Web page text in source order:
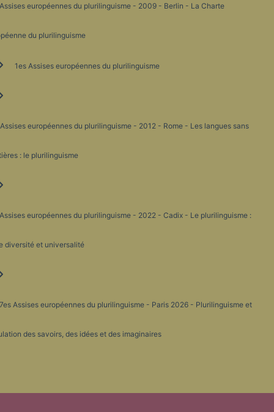
européennes du plurilinguisme - 2009 - Berlin - La Charte
du plurilinguisme
1es Assises européennes du plurilinguisme
européennes du plurilinguisme - 2012 - Rome - Les langues sans
: le plurilinguisme
européennes du plurilinguisme - 2022 - Cadix - Le plurilinguisme :
diversité et universalité
Assises européennes du plurilinguisme - Paris 2026 - Plurilinguisme et
des savoirs, des idées et des imaginaires